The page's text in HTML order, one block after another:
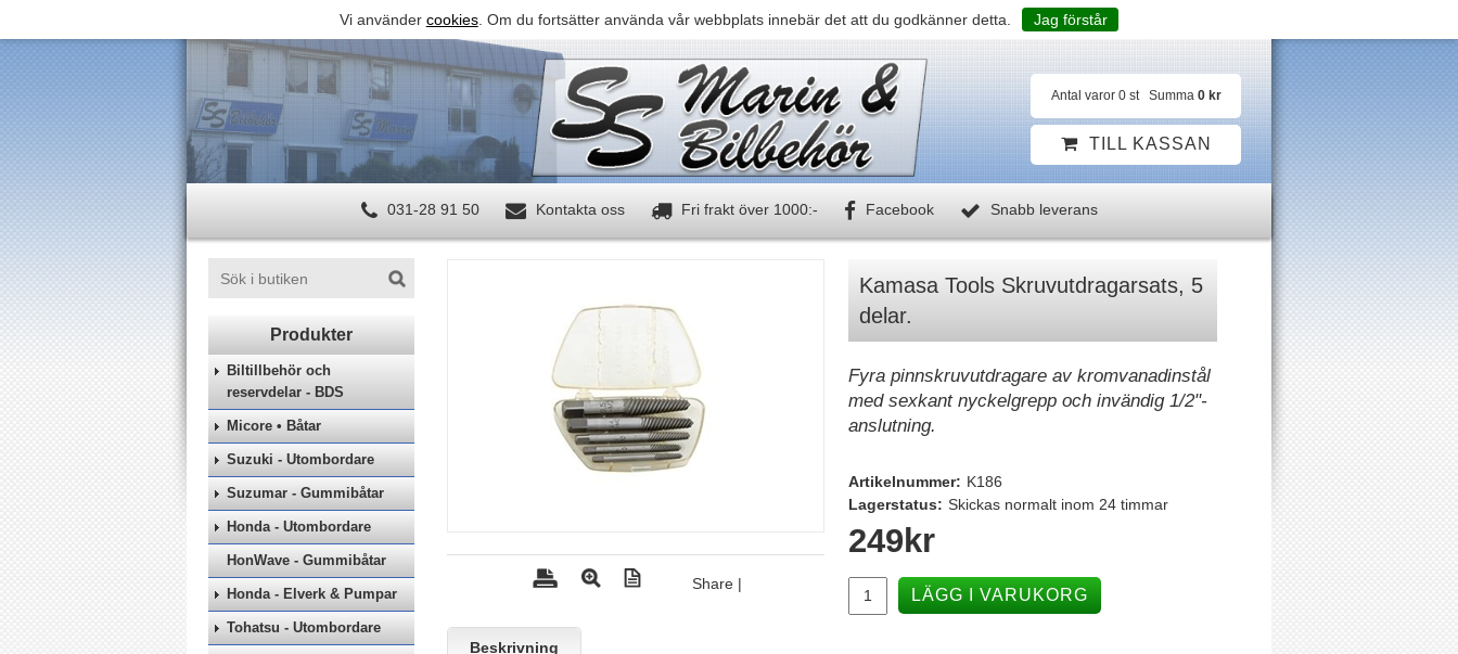
Vi använder cookies. Om du fortsätter använda vår webbplats innebär det att du godkänner detta. Jag förstår
Antal varor 0 st Summa 0 kr
TILL KASSAN
031-28 91 50 Kontakta oss Fri frakt över 1000:- Facebook Snabb leverans
Biltillbehör och
reservdelar - BDS
Micore • Båtar
Suzuki - Utombordare
Suzumar - Gummibåtar
Honda - Utombordare
HonWave - Gummibåtar
Honda - Elverk & Pumpar
Tohatsu - Utombordare
Share |
Kamasa Tools Skruvutdragarsats, 5
delar.
Fyra pinnskruvutdragare av kromvanadinstål
med sexkant nyckelgrepp och invändig 1/2"-
anslutning.
Artikelnummer: K186
Lagerstatus: Skickas normalt inom 24 timmar
249kr
LÄGG I VARUKORG
Beskrivning